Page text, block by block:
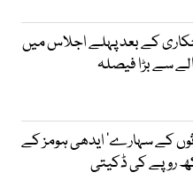
کے بعد پہلے اجلاس میں
سے بڑا فیصلہ
کے سہارے‘ ایدھی ہومز کے